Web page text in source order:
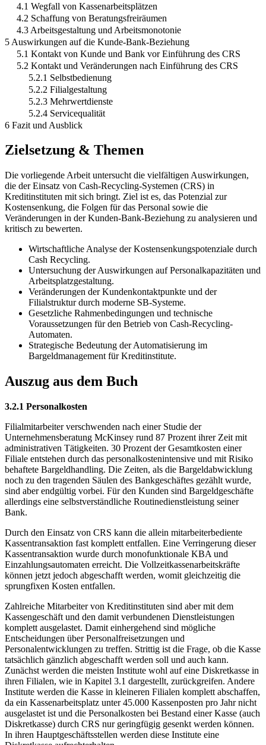
4.1 Wegfall von Kassenarbeitsplätzen
4.2 Schaffung von Beratungsfreiräumen
4.3 Arbeitsgestaltung und Arbeitsmonotonie
5 Auswirkungen auf die Kunde-Bank-Beziehung
5.1 Kontakt von Kunde und Bank vor Einführung des CRS
5.2 Kontakt und Veränderungen nach Einführung des CRS
5.2.1 Selbstbedienung
5.2.2 Filialgestaltung
5.2.3 Mehrwertdienste
5.2.4 Servicequalität
6 Fazit und Ausblick
Zielsetzung & Themen
Die vorliegende Arbeit untersucht die vielfältigen Auswirkungen,
die der Einsatz von Cash-Recycling-Systemen (CRS) in
Kreditinstituten mit sich bringt. Ziel ist es, das Potenzial zur
Kostensenkung, die Folgen für das Personal sowie die
Veränderungen in der Kunden-Bank-Beziehung zu analysieren und
kritisch zu bewerten.
Wirtschaftliche Analyse der Kostensenkungspotenziale durch
Cash Recycling.
Untersuchung der Auswirkungen auf Personalkapazitäten und
Arbeitsplatzgestaltung.
Veränderungen der Kundenkontaktpunkte und der
Filialstruktur durch moderne SB-Systeme.
Gesetzliche Rahmenbedingungen und technische
Voraussetzungen für den Betrieb von Cash-Recycling-
Automaten.
Strategische Bedeutung der Automatisierung im
Bargeldmanagement für Kreditinstitute.
Auszug aus dem Buch
3.2.1 Personalkosten
Filialmitarbeiter verschwenden nach einer Studie der
Unternehmensberatung McKinsey rund 87 Prozent ihrer Zeit mit
administrativen Tätigkeiten. 30 Prozent der Gesamtkosten einer
Filiale entstehen durch das personalkostenintensive und mit Risiko
behaftete Bargeldhandling. Die Zeiten, als die Bargeldabwicklung
noch zu den tragenden Säulen des Bankgeschäftes gezählt wurde,
sind aber endgültig vorbei. Für den Kunden sind Bargeldgeschäfte
allerdings eine selbstverständliche Routinedienstleistung seiner
Bank.
Durch den Einsatz von CRS kann die allein mitarbeiterbediente
Kassentransaktion fast komplett entfallen. Eine Verringerung dieser
Kassentransaktion wurde durch monofunktionale KBA und
Einzahlungsautomaten erreicht. Die Vollzeitkassenarbeitskräfte
können jetzt jedoch abgeschafft werden, womit gleichzeitig die
sprungfixen Kosten entfallen.
Zahlreiche Mitarbeiter von Kreditinstituten sind aber mit dem
Kassengeschäft und den damit verbundenen Dienstleistungen
komplett ausgelastet. Damit einhergehend sind mögliche
Entscheidungen über Personalfreisetzungen und
Personalentwicklungen zu treffen. Strittig ist die Frage, ob die Kasse
tatsächlich gänzlich abgeschafft werden soll und auch kann.
Zunächst werden die meisten Institute wohl auf eine Diskretkasse in
ihren Filialen, wie in Kapitel 3.1 dargestellt, zurückgreifen. Andere
Institute werden die Kasse in kleineren Filialen komplett abschaffen,
da ein Kassenarbeitsplatz unter 45.000 Kassenposten pro Jahr nicht
ausgelastet ist und die Personalkosten bei Bestand einer Kasse (auch
Diskretkasse) durch CRS nur geringfügig gesenkt werden können.
In ihren Hauptgeschäftsstellen werden diese Institute eine